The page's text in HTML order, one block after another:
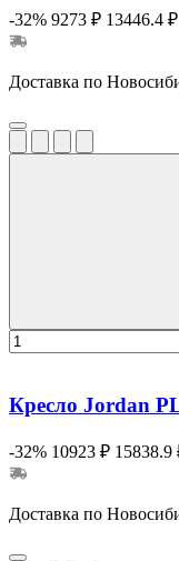
-32% 9273 ₽ 13446.4 ₽
Доставка по
Кресло Jordan
-32% 10923 ₽ 15838.9
Доставка по